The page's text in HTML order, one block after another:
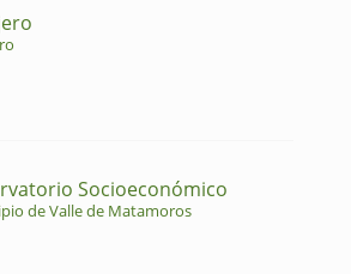
Socioeconómico
de Valle de Matamoros